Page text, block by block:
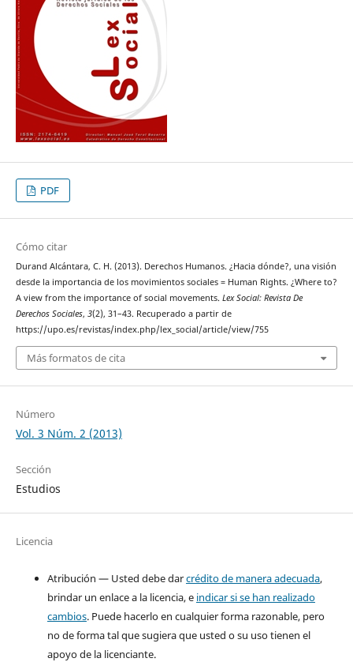
PDF
Cómo citar
Durand Alcántara, C. H. (2013). Derechos Humanos. ¿Hacia dónde?, una visión
desde la importancia de los movimientos sociales = Human Rights. ¿Where to?
A view from the importance of social movements. Lex Social: Revista De
Derechos Sociales, 3(2), 31–43. Recuperado a partir de
https://upo.es/revistas/index.php/lex_social/article/view/755
Más formatos de cita
Número
Vol. 3 Núm. 2 (2013)
Sección
Estudios
Licencia
Atribución — Usted debe darcrédito de manera adecuada,
brindar un enlace a la licencia, e indicar si se han realizado
cambios. Puede hacerlo en cualquier forma razonable, pero
no de forma tal que sugiera que usted o su uso tienen el
apoyo de la licenciante.